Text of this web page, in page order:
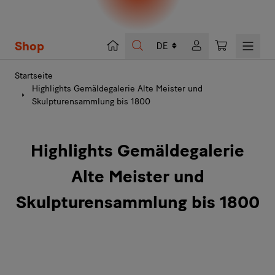
Shop Suche Warenkorb
Startseite
Highlights Gemäldegalerie Alte Meister und
Skulpturensammlung bis 1800
Highlights Gemäldegalerie
Alte Meister und
Skulpturensammlung bis 1800